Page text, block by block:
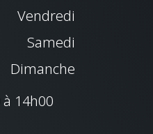
Vendredi
Samedi
Dimanche
14h00